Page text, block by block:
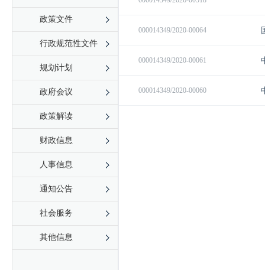
政策文件
行政规范性文件
规划计划
政府会议
政策解读
财政信息
人事信息
通知公告
社会服务
其他信息